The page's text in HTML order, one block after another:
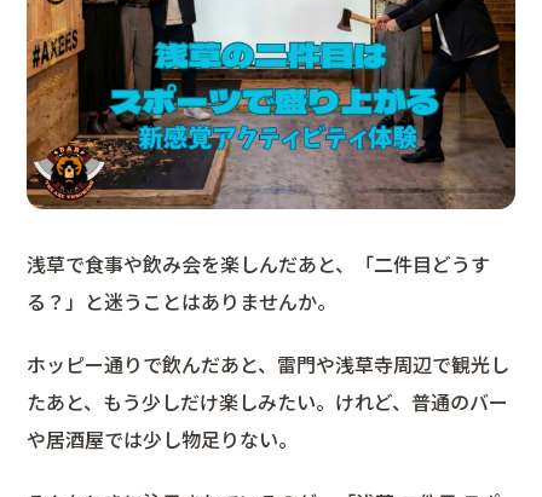
浅草で食事や飲み会を楽しんだあと、「二件目どうす
る？」と迷うことはありませんか。
ホッピー通りで飲んだあと、雷門や浅草寺周辺で観光し
たあと、もう少しだけ楽しみたい。けれど、普通のバー
や居酒屋では少し物足りない。